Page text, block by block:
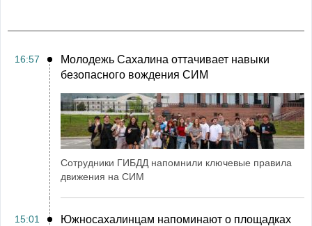
16:57
Молодежь Сахалина оттачивает навыки
безопасного вождения СИМ
Сотрудники ГИБДД напомнили ключевые правила
движения на СИМ
15:01
Южносахалинцам напоминают о площадках